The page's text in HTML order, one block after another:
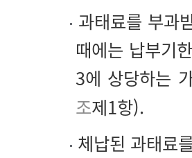
과태료를 부과
때에는 납부기
3에 상당하는
조제1항).
체납된 과태료